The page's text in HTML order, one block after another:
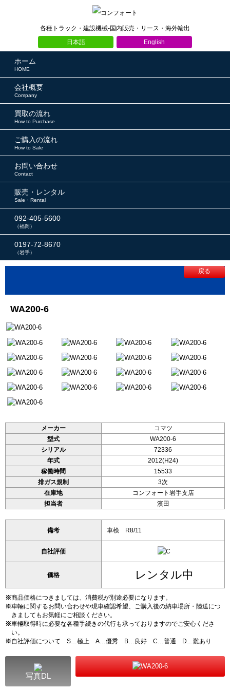
各種トラック・建設機械-国内販売・リース・海外輸出
English
日本語
ホーム
HOME
会社概要
Company
買取の流れ
How to Purchase
ご購入の流れ
How to Sale
お問い合わせ
Contact
販売・レンタル
Sale・Rental
092-405-5600
（福岡）
0197-72-8670
（岩手）
戻る
WA200-6
メーカー
コマツ
型式
WA200-6
シリアル
72336
年式
2012(H24)
稼働時間
15533
排ガス規制
3次
在庫地
コンフォート岩手支店
担当者
濱田
備考 車検 R8/11
自社評価
価格 レンタル中
※商品価格につきましては、消費税が別途必要になります。
※車輛に関するお問い合わせや現車確認希望、ご購入後の納車場所・陸送につ
きましてもお気軽にご相談ください。
※車輛取得時に必要な各種手続きの代行も承っておりますのでご安心くださ
い。
※自社評価について S…極上 A…優秀 B…良好 C…普通 D…難あり
写真DL